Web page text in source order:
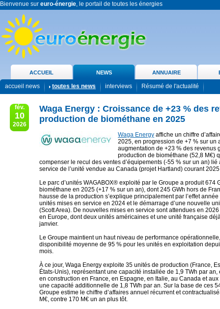
Bienvenue sur euro-énergie, le portail de toutes les énergies
ACCUEIL NEWS ANNUAIRE
accueil news toutes les news interviews Résumé de l'actualité
fév.
10
2026
Waga Energy : Croissance de +23 % des
production de biométhane en 2025
Waga Energy affiche un chiffre
2025, en progression de +7 % sur un
augmentation de +23 % des revenus
production de biométhane (52,8 M€)
compenser le recul des ventes d’équipements (-55 % sur un an) lié
service de l’unité vendue au Canada (projet Hartland) courant
Le parc d’unités WAGABOX® exploité par le Groupe a produit 674
biométhane en 2025 (+17 % sur un an), dont 245 GWh hors de
hausse de la production s’explique principalement par l’effet
unités mises en service en 2024 et le démarrage d’une nouvelle
(Scott Area). De nouvelles mises en service sont attendues en
en Europe, dont deux unités américaines et une unité française
janvier.
Le Groupe maintient un haut niveau de performance
disponibilité moyenne de 95 % pour les unités en exploitation
mois.
À ce jour, Waga Energy exploite 35 unités de production (France,
États-Unis), représentant une capacité installée de 1,9 TWh par an,
en construction en France, en Espagne, en Italie, au Canada et
une capacité additionnelle de 1,8 TWh par an. Sur la base de ces
Groupe estime le chiffre d’affaires annuel récurrent et
M€, contre 170 M€ un an plus tôt.